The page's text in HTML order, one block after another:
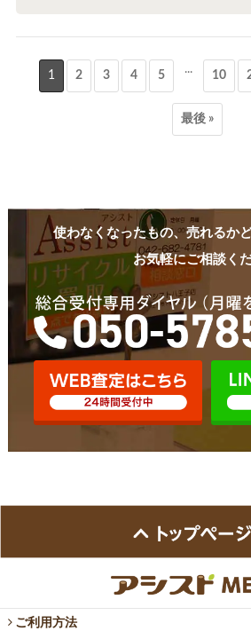
1 2 3 4 5 ... 10
最後 »
使わなくなったもの、売れるか
お気軽にご相談く
ご利用方法